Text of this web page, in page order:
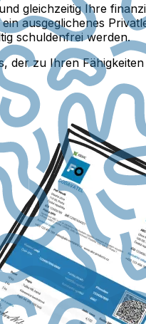
gleichzeitig Ihre
ausgeglichenes
schuldenfrei werden.
zu Ihren